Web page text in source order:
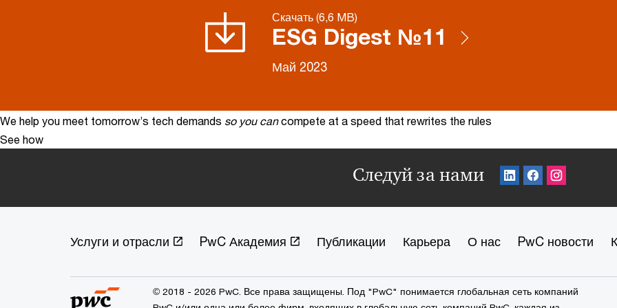
Скачать (6,6 MB)
ESG Digest №11
Май 2023
We help you meet tomorrow’s tech demands so you can compete at a speed that rewrites the rules
See how
Следуй за нами
Услуги и отрасли PwC Академия Публикации Карьера О нас PwC новости
© 2018 - 2026 PwC. Все права защищены. Под "PwC" понимается глобальная сеть компаний